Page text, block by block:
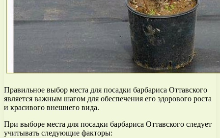
Правильное выбор места для посадки барбариса Оттавского
является важным шагом для обеспечения его здорового роста
и красивого внешнего вида.
При выборе места для посадки барбариса Оттавского следует
учитывать следующие факторы: